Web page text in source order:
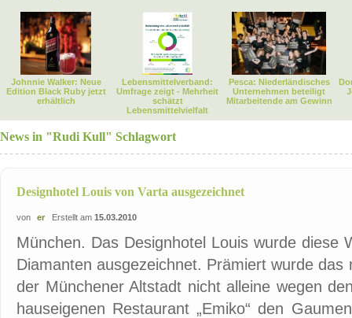
Johnnie Walker: Neue
Edition Black Ruby jetzt
erhältlich
Lebensmittelverband:
Umfrage zeigt - Mehrheit
schätzt
Lebensmittelvielfalt
Pesca: Niederländisches
Unternehmen beteiligt
Mitarbeitende am Gewinn
News in "Rudi Kull" Schlagwort
Designhotel Louis von Varta ausgezeichnet
von er Erstellt am 15.03.2010
München. Das Designhotel Louis wurde diese
Diamanten ausgezeichnet. Prämiert wurde
der Münchener Altstadt nicht alleine wegen
hauseigenen Restaurant „Emiko“ den